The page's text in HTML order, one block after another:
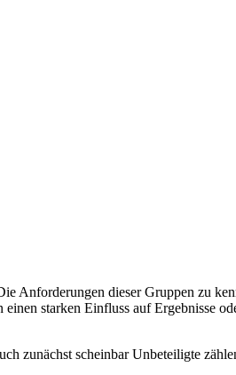
Anforderungen dieser Gruppen zu
starken Einfluss auf Ergebnisse
zunächst scheinbar Unbeteiligte